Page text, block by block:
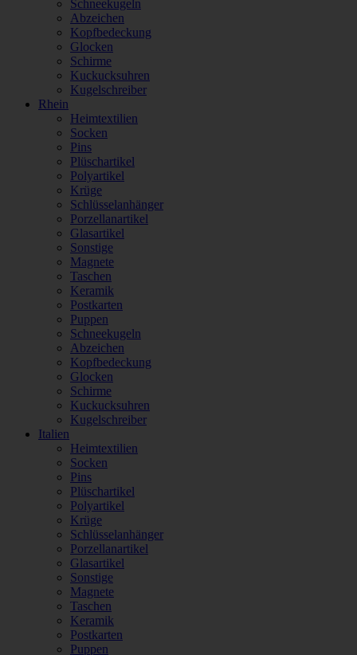
Schneekugeln
Abzeichen
Kopfbedeckung
Glocken
Schirme
Kuckucksuhren
Kugelschreiber
Rhein
Heimtextilien
Socken
Pins
Plüschartikel
Polyartikel
Krüge
Schlüsselanhänger
Porzellanartikel
Glasartikel
Sonstige
Magnete
Taschen
Keramik
Postkarten
Puppen
Schneekugeln
Abzeichen
Kopfbedeckung
Glocken
Schirme
Kuckucksuhren
Kugelschreiber
Italien
Heimtextilien
Socken
Pins
Plüschartikel
Polyartikel
Krüge
Schlüsselanhänger
Porzellanartikel
Glasartikel
Sonstige
Magnete
Taschen
Keramik
Postkarten
Puppen